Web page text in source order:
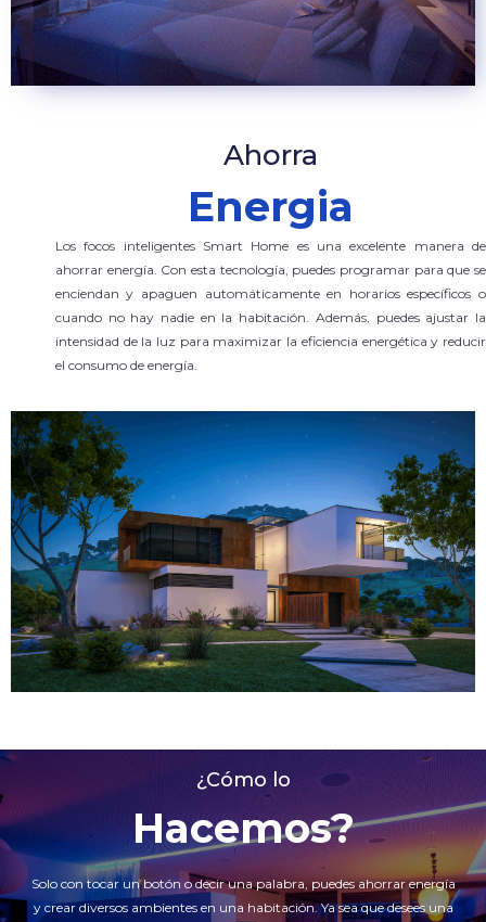
Ahorra
Energia
Los focos inteligentes Smart Home es una excelente manera de
ahorrar energía. Con esta tecnología, puedes programar para que se
enciendan y apaguen automáticamente en horarios específicos o
cuando no hay nadie en la habitación. Además, puedes ajustar la
intensidad de la luz para maximizar la eficiencia energética y reducir
el consumo de energía.
¿Cómo lo
Hacemos?
Solo con tocar un botón o decir una palabra, puedes ahorrar energía
y crear diversos ambientes en una habitación. Ya sea que desees una